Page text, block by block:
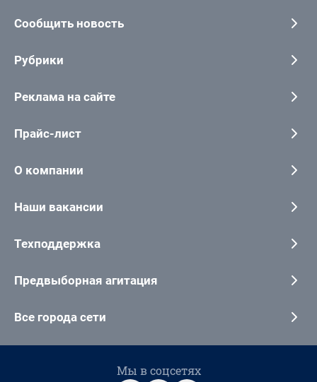
Сообщить новость
Рубрики
Реклама на сайте
Прайс-лист
О компании
Наши вакансии
Техподдержка
Предвыборная агитация
Все города сети
Мы в соцсетях